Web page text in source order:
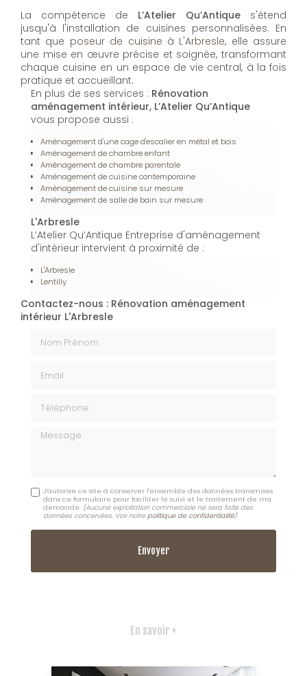
La compétence de L’Atelier Qu’Antique s'étend
jusqu'à l'installation de cuisines personnalisées. En
tant que poseur de cuisine à L'Arbresle, elle assure
une mise en œuvre précise et soignée, transformant
chaque cuisine en un espace de vie central, à la fois
pratique et accueillant.
En plus de ses services : Rénovation
aménagement intérieur, L’Atelier Qu’Antique
vous propose aussi :
Aménagement d'une cage d'escalier en métal et bois
Aménagement de chambre enfant
Aménagement de chambre parentale
Aménagement de cuisine contemporaine
Aménagement de cuisine sur mesure
Aménagement de salle de bain sur mesure
L'Arbresle
L’Atelier Qu’Antique Entreprise d'aménagement
d'intérieur intervient à proximité de :
L'Arbresle
Lentilly
Contactez-nous : Rénovation aménagement
intérieur L'Arbresle
Message
J'autorise ce site à conserver l'ensemble des données transmises
dans ce formulaire pour faciliter le suivi et le traitement de ma
demande. (Aucune exploitation commerciale ne sera faite des
données concervées. Voir notre politique de confidentialité)
En savoir +